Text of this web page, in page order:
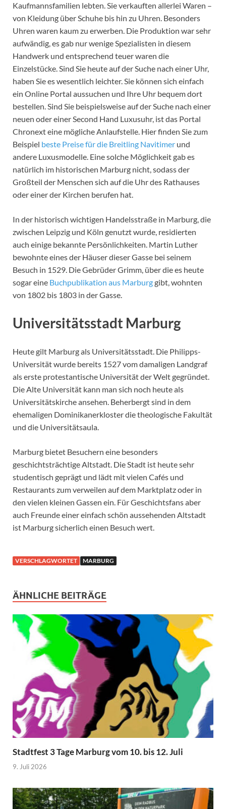
Kaufmannsfamilien lebten. Sie verkauften allerlei Waren –
von Kleidung über Schuhe bis hin zu Uhren. Besonders
Uhren waren kaum zu erwerben. Die Produktion war sehr
aufwändig, es gab nur wenige Spezialisten in diesem
Handwerk und entsprechend teuer waren die
Einzelstücke. Sind Sie heute auf der Suche nach einer Uhr,
haben Sie es wesentlich leichter. Sie können sich einfach
ein Online Portal aussuchen und Ihre Uhr bequem dort
bestellen. Sind Sie beispielsweise auf der Suche nach einer
neuen oder einer Second Hand Luxusuhr, ist das Portal
Chronext eine mögliche Anlaufstelle. Hier finden Sie zum
Beispiel beste Preise für die Breitling Navitimer und
andere Luxusmodelle. Eine solche Möglichkeit gab es
natürlich im historischen Marburg nicht, sodass der
Großteil der Menschen sich auf die Uhr des Rathauses
oder einer der Kirchen berufen hat.
In der historisch wichtigen Handelsstraße in Marburg, die
zwischen Leipzig und Köln genutzt wurde, residierten
auch einige bekannte Persönlichkeiten. Martin Luther
bewohnte eines der Häuser dieser Gasse bei seinem
Besuch in 1529. Die Gebrüder Grimm, über die es heute
sogar eine Buchpublikation aus Marburggibt, wohnten
von 1802 bis 1803 in der Gasse.
Universitätsstadt Marburg
Heute gilt Marburg als Universitätsstadt. Die Philipps-
Universität wurde bereits 1527 vom damaligen Landgraf
als erste protestantische Universität der Welt gegründet.
Die Alte Universität kann man sich noch heute als
Universitätskirche ansehen. Beherbergt sind in dem
ehemaligen Dominikanerkloster die theologische Fakultät
und die Universitätsaula.
Marburg bietet Besuchern eine besonders
geschichtsträchtige Altstadt. Die Stadt ist heute sehr
studentisch geprägt und lädt mit vielen Cafés und
Restaurants zum verweilen auf dem Marktplatz oder in
den vielen kleinen Gassen ein. Für Geschichtsfans aber
auch Freunde einer einfach schön aussehenden Altstadt
ist Marburg sicherlich einen Besuch wert.
VERSCHLAGWORTET MARBURG
ÄHNLICHE BEITRÄGE
Stadtfest 3 Tage Marburg vom 10. bis 12. Juli
9. Juli 2026